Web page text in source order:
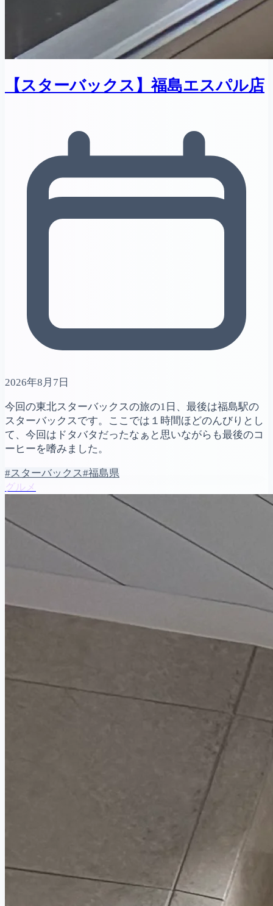
【スターバックス】福島エスパル店
2026年8月7日
今回の東北スターバックスの旅の1日、最後は福島駅の
スターバックスです。ここでは１時間ほどのんびりとし
て、今回はドタバタだったなぁと思いながらも最後のコ
ーヒーを嗜みました。
#スターバックス#福島県
グルメ